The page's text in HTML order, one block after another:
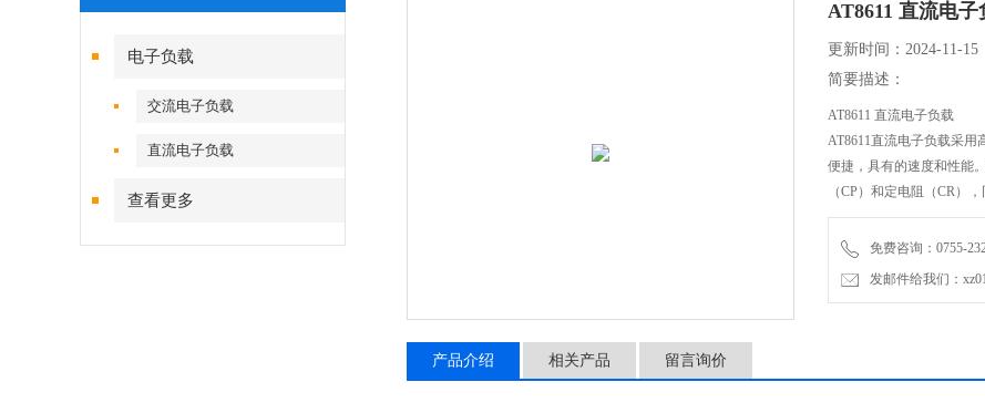
电子负载
交流电子负载
直流电子负载
查看更多
AT8611 直流电子
更新时间：2024-11-15
简要描述：
AT8611 直流电子负载
AT8611直流电子负载采用
便捷，具有的速度和性能
（CP）和定电阻（CR）
能 ，动态测试功能（TRN
（BAT
免费咨询：0755-
发邮件给我们：
产品介绍 相关产品 留言询价